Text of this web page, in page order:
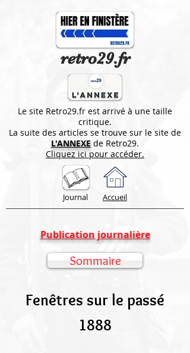
retro29.fr
Le site Retro29.fr est arrivé à une taille
critique.
La suite des articles se trouve sur le site de
L'ANNEXE de Retro29.
Cliquez ici pour accéder.
Journal Accueil
Publication journalière
Fenêtres sur le passé
1888
Sommaire